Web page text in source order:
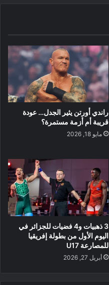
راندي أورتن يثير الجدل… عودة
قريبة أم أزمة مستمرة؟
مايو 18, 2026
3 ذهبيات و4 فضيات للجزائر في
اليوم الأول من بطولة إفريقيا
للمصارعة U17
أبريل 27, 2026